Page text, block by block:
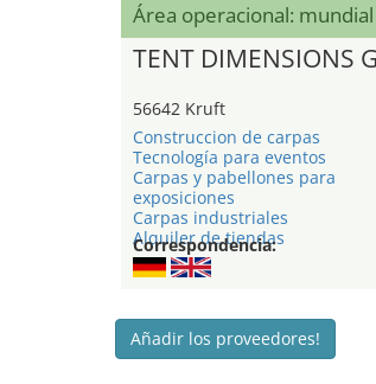
Área operacional: mundial
TENT DIMENSIONS
56642 Kruft
Construccion de carpas
Tecnología para eventos
Carpas y pabellones para
exposiciones
Carpas industriales
Alquiler de tiendas
Correspondencia:
Añadir los proveedores!